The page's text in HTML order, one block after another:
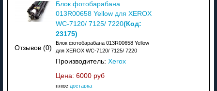
Отзывов (0)
Блок фотобарабана
013R00658 Yellow для XEROX
WC-7120/ 7125/ 7220(Код:
23175)
Блок фотобарабана 013R00658 Yellow
для XEROX WC-7120/ 7125/ 7220
Производитель: Xerox
Цена: 6000 руб
плюс доставка